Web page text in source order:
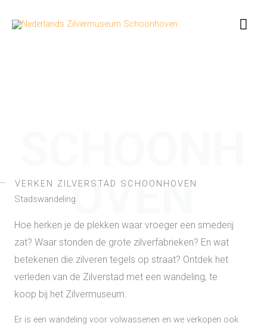
naar
OVEN
VERKEN ZILVERSTAD SCHOONHOVEN
Stadswandeling
Hoe herken je de plekken waar vroeger een smederij
zat? Waar stonden de grote zilverfabrieken? En wat
betekenen die zilveren tegels op straat? Ontdek het
verleden van de Zilverstad met een wandeling, te
koop bij het Zilvermuseum.
Er is een wandeling voor volwassenen en we verkopen ook